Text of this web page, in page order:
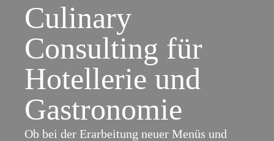
Culinary
Consulting für
Hotellerie und
Gastronomie
Ob bei der Erarbeitung neuer Menüs und